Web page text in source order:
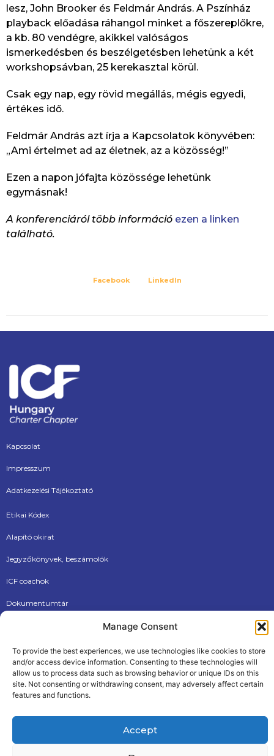
Manage Consent
To provide the best experiences, we use technologies like cookies to store
and/or access device information. Consenting to these technologies will
allow us to process data such as browsing behavior or unique IDs on this
site. Not consenting or withdrawing consent, may adversely affect certain
features and functions.
Accept
lesz, John Brooker és Feldmár András. A Pszínház
playback előadása ráhangol minket a főszereplőkre,
a kb. 80 vendégre, akikkel valóságos
ismerkedésben és beszélgetésben lehetünk a két
workshopsávban, 25 kerekasztal körül.
Csak egy nap, egy rövid megállás, mégis egyedi,
értékes idő.
Feldmár András azt írja a Kapcsolatok könyvében:
„Ami értelmet ad az életnek, az a közösség!”
Ezen a napon jófajta közössége lehetünk
egymásnak!
A konferenciáról több információ ezen a linken
található.
Facebook LinkedIn
Kapcsolat
Impresszum
Adatkezelési Tájékoztató
Etikai Kódex
Alapító okirat
Jegyzőkönyvek, beszámolók
ICF coachok
Dokumentumtár
© 2026, Internationational Coaching Federation Hungarian
Chapter